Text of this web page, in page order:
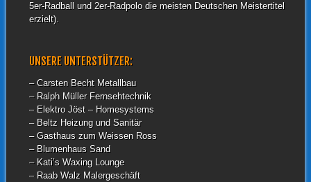
5er-Radball und 2er-Radpolo die meisten Deutschen Meistertitel
erzielt).
UNSERE UNTERSTÜTZER:
– Carsten Becht Metallbau
– Ralph Müller Fernsehtechnik
– Elektro Jöst – Homesystems
– Beltz Heizung und Sanitär
– Gasthaus zum Weissen Ross
– Blumenhaus Sand
– Kati’s Waxing Lounge
– Raab Walz Malergeschäft